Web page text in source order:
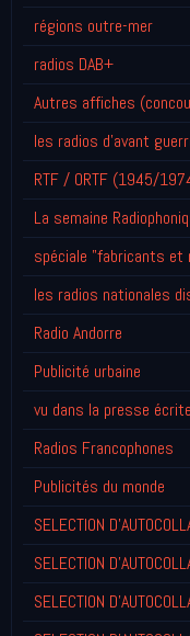
régions outre-mer
radios DAB+
Autres affiches
les radios d'avant
RTF / ORTF (1945/
La semaine
spéciale "fabricants et
les radios nationales
Radio Andorre
Publicité urbaine
vu dans la presse écrite
Radios Francophones
Publicités du monde
SELECTION
SELECTION
SELECTION